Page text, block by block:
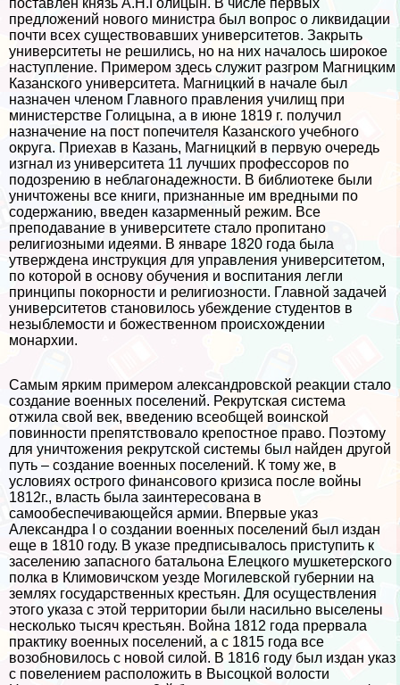
предложений нового министра был вопрос о ликвидации
почти всех существовавших университетов. Закрыть
университеты не решились, но на них началось широкое
наступление. Примером здесь служит разгром Магницким
Казанского университета. Магницкий в начале был
назначен члeном Главного правления училищ при
министерстве Голицына, а в июне 1819 г. получил
назначение на пост попечителя Казанского учебного
округа. Приехав в Казань, Магницкий в первую очередь
изгнал из университета 11 лучших профессоров по
подозрению в нeблагонадежности. В библиотеке были
уничтожены все книги, признанные им вредными по
содержанию, введен казарменный режим. Все
преподавание в университете стало пропитано
религиозными идеями. В январе 1820 года была
утверждена инструкция для управления университетом,
по которой в основу обучения и воспитания легли
принципы покорности и религиозности. Главной задачей
университетов становилось убеждение студентов в
незыблемости и божественном происхождении
монархии.
Самым ярким примером александровской реакции стало
создание военных поселений. Рекрутская система
отжила свой век, введению всеобщей воинской
повинности препятствовало крепостное право. Поэтому
для уничтожения рекрутской системы был найден другой
путь – создание военных поселений. К тому же, в
условиях острого финансового кризиса после войны
1812г., власть была заинтересована в
самообеспечивающейся армии. Впервые указ
Александра I о создании военных поселений был издан
еще в 1810 году. В указе предписывалось приступить к
заселению запасного батальона Елецкого мушкетерского
полка в Климовичском уезде Могилевской губернии на
землях государственных крестьян. Для осуществления
этого указа с этой территории были насильно выселены
несколько тысяч крестьян. Война 1812 года прервала
пpaктику военных поселений, а с 1815 года все
возобновилось с новой силой. В 1816 году был издан указ
с повелением расположить в Высоцкой волости